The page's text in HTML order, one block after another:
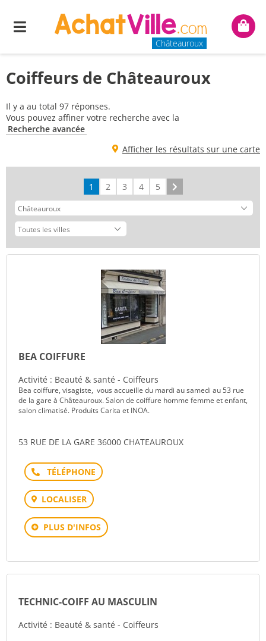
Menu
Châteauroux
Mon
Coiffeurs de Châteauroux
Il y a au total 97 réponses.
Vous pouvez affiner votre recherche avec la
Recherche avancée
Afficher les résultats sur une carte
1 2 3 4 5
BEA COIFFURE
Activité : Beauté & santé - Coiffeurs
Bea coiffure, visagiste, vous accueille du mardi au samedi au 53 rue
de la gare à Châteauroux. Salon de coiffure homme femme et enfant,
salon climatisé. Produits Carita et INOA.
53 RUE DE LA GARE 36000 CHATEAUROUX
Téléphone
LOCALISER
PLUS D'INFOS
TECHNIC-COIFF AU MASCULIN
Activité : Beauté & santé - Coiffeurs